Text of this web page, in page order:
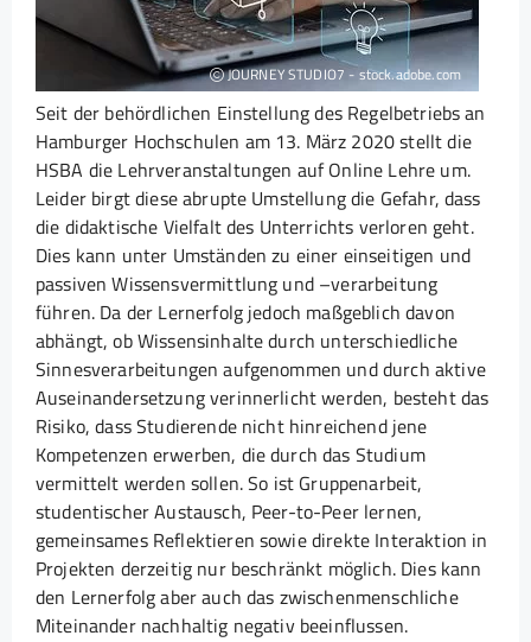
JOURNEY STUDIO7 - stock.adobe.com
Seit der behördlichen Einstellung des Regelbetriebs an
Hamburger Hochschulen am 13. März 2020 stellt die
HSBA die Lehrveranstaltungen auf Online Lehre um.
Leider birgt diese abrupte Umstellung die Gefahr, dass
die didaktische Vielfalt des Unterrichts verloren geht.
Dies kann unter Umständen zu einer einseitigen und
passiven Wissensvermittlung und –verarbeitung
führen. Da der Lernerfolg jedoch maßgeblich davon
abhängt, ob Wissensinhalte durch unterschiedliche
Sinnesverarbeitungen aufgenommen und durch aktive
Auseinandersetzung verinnerlicht werden, besteht das
Risiko, dass Studierende nicht hinreichend jene
Kompetenzen erwerben, die durch das Studium
vermittelt werden sollen. So ist Gruppenarbeit,
studentischer Austausch, Peer-to-Peer lernen,
gemeinsames Reflektieren sowie direkte Interaktion in
Projekten derzeitig nur beschränkt möglich. Dies kann
den Lernerfolg aber auch das zwischenmenschliche
Miteinander nachhaltig negativ beeinflussen.